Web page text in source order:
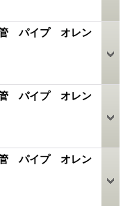
パイプ オレン
パイプ オレン
パイプ オレン